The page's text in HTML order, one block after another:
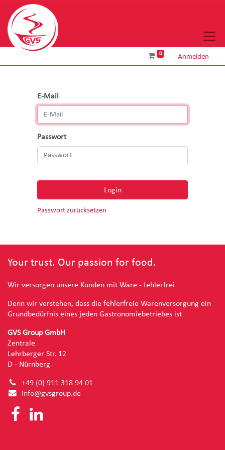
0 Anmelden
E-Mail
Passwort
Login
Passwort zurücksetzen
Your trust. Our passion for food.
Wir versorgen unsere Kunden mit Ware - fehlerfrei
Denn wir verstehen, dass die fehlerfreie Warenversorgung ein
Grundbedürfnis eines jeden Gastronomiebetriebes ist
GVS Group GmbH
Zentrale
Lehrberger Str. 12
D - Nürnberg
+49 (0) 911 318 94 01
info@gvsgroup.de